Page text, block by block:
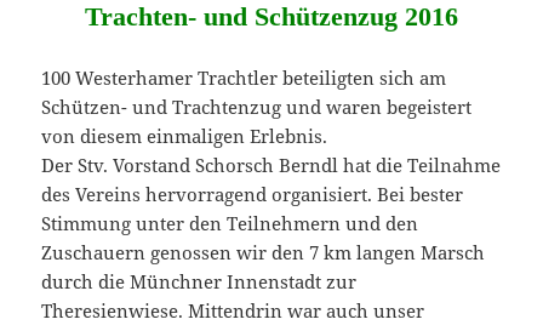
Trachten- und Schützenzug 2016
100 Westerhamer Trachtler beteiligten sich am
Schützen- und Trachtenzug und waren begeistert
von diesem einmaligen Erlebnis.
Der Stv. Vorstand Schorsch Berndl hat die Teilnahme
des Vereins hervorragend organisiert. Bei bester
Stimmung unter den Teilnehmern und den
Zuschauern genossen wir den 7 km langen Marsch
durch die Münchner Innenstadt zur
Theresienwiese. Mittendrin war auch unser